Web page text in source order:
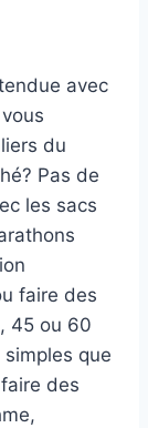
avec
du
Pas de
les sacs
faire des
45 ou 60
que
des